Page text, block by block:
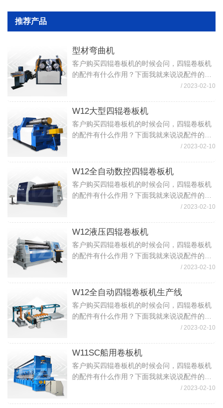
推荐产品
型材弯曲机
客户购买四辊卷板机的时候会问，四辊卷板机
的配件有什么作用？下面我就来说说配件的作
用。四辊卷板机各配件的作用（1）四辊卷板机
件，粗车成形留有加工余量，经调质处理，...
/ 2023-02-10
W12大型四辊卷板机
客户购买四辊卷板机的时候会问，四辊卷板机
的配件有什么作用？下面我就来说说配件的作
用。四辊卷板机各配件的作用（1）四辊卷板机
件，粗车成形留有加工余量，经调质处理，...
/ 2023-02-10
W12全自动数控四辊卷板机
客户购买四辊卷板机的时候会问，四辊卷板机
的配件有什么作用？下面我就来说说配件的作
用。四辊卷板机各配件的作用（1）四辊卷板机
件，粗车成形留有加工余量，经调质处理，...
/ 2023-02-10
W12液压四辊卷板机
客户购买四辊卷板机的时候会问，四辊卷板机
的配件有什么作用？下面我就来说说配件的作
用。四辊卷板机各配件的作用（1）四辊卷板机
件，粗车成形留有加工余量，经调质处理，...
/ 2023-02-10
W12全自动四辊卷板机生产线
客户购买四辊卷板机的时候会问，四辊卷板机
的配件有什么作用？下面我就来说说配件的作
用。四辊卷板机各配件的作用（1）四辊卷板机
件，粗车成形留有加工余量，经调质处理，...
/ 2023-02-10
W11SC船用卷板机
客户购买四辊卷板机的时候会问，四辊卷板机
的配件有什么作用？下面我就来说说配件的作
用。四辊卷板机各配件的作用（1）四辊卷板机
/ 2023-02-10